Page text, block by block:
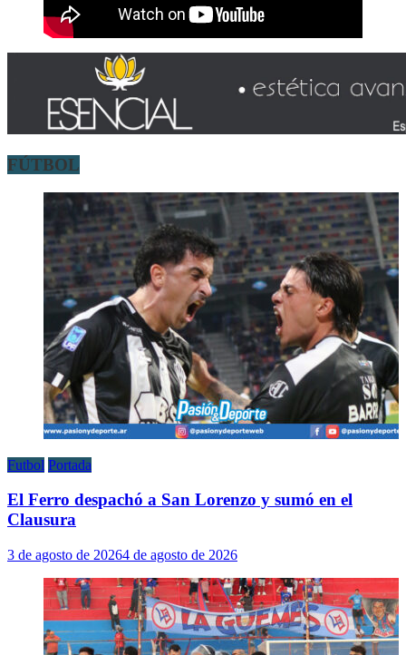
FÚTBOL
Futbol Portada
El Ferro despachó a San Lorenzo y sumó en el
Clausura
3 de agosto de 20264 de agosto de 2026